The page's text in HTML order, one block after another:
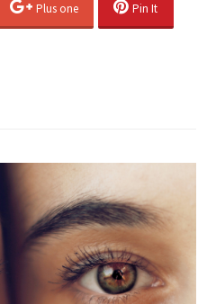
Plus one Pin It